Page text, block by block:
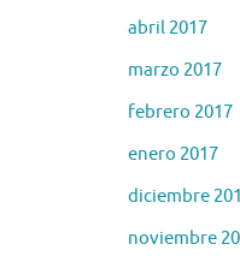
abril 2017
marzo 2017
febrero 2017
enero 2017
diciembre
noviembre